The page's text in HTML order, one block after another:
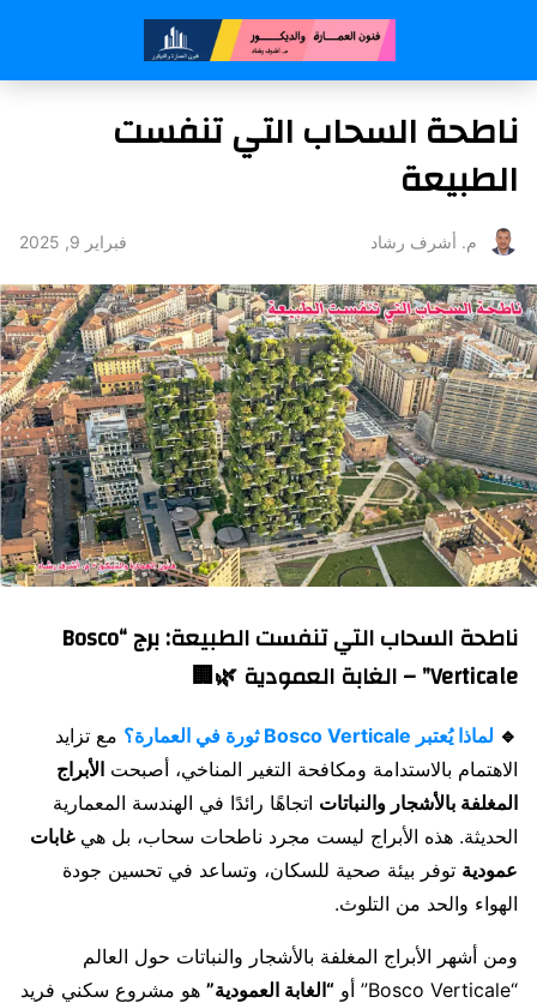
ناطحة السحاب التي تنفست
الطبيعة
م. أشرف رشاد فبراير 9, 2025
ناطحة السحاب التي تنفست الطبيعة:
برج “Bosco
Verticale” – الغابة العمودية 🌿🏢
🔹 لماذا يُعتبر Bosco Verticale ثورة في العمارة؟
مع تزايد
الاهتمام بالاستدامة ومكافحة التغير المناخي، أصبحت الأبراج
المغلفة بالأشجار والنباتات اتجاهًا رائدًا في الهندسة المعمارية
الحديثة. هذه الأبراج ليست مجرد ناطحات سحاب، بل هيغابات
عمودية توفر بيئة صحية للسكان، وتساعد في تحسين جودة
الهواء والحد من التلوث.
ومن أشهر الأبراج المغلفة بالأشجار والنباتات حول العالم
“Bosco Verticale” أو
“الغابة العمودية” هو مشروع سكني فريد